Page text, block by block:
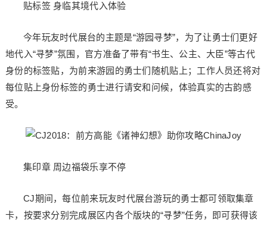
贴标签 身临其境代入体验
今年玩友时代展台的主题是“游园寻梦”，为了让勇士们更好
地代入“寻梦”氛围，官方准备了带有“书生、公主、大臣”等古代
身份的标签贴，为前来游园的勇士们随机贴上；工作人员还将对
每位贴上身份标签的勇士进行请安和问候，体验真实的古韵感
受。
集印章 周边福袋乐享不停
CJ期间，每位前来玩友时代展台游玩的勇士都可领取集章
卡，按要求分别完成展区内各个版块的“寻梦”任务，即可获得该